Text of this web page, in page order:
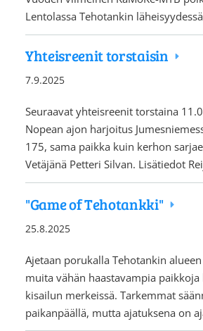
Lentolassa Tehotankin
Yhteisreenit torstaisin
7.9.2025
Seuraavat yhteisreenit torstaina
Nopean ajon harjoitus
175, sama paikka kuin kerhon
Vetäjänä Petteri Silvan. Lisätiedot
"Game of Tehotankki"
25.8.2025
Ajetaan porukalla Tehotankin
muita vähän haastavampia paikkoja
kisailun merkeissä. Tarkemmat
paikanpäällä, mutta ajatuksena on